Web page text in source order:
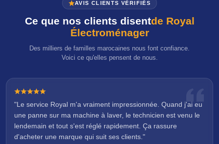
AVIS CLIENTS VÉRIFIÉS
Ce que nos clients disentde Royal
Électroménager
Des milliers de familles marocaines nous font confiance.
Voici ce qu'elles pensent de nous.
"Le service Royal m'a vraiment impressionnée. Quand j'ai eu
une panne sur ma machine à laver, le technicien est venu le
lendemain et tout s'est réglé rapidement. Ça rassure
d'acheter une marque qui suit ses clients."